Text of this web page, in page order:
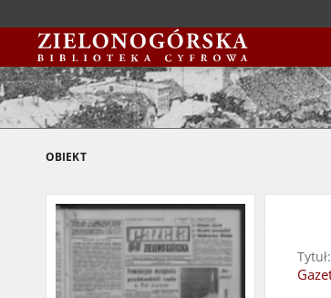
OBIEKT
Tytuł: